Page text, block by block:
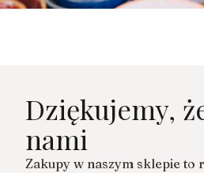
Dziękujemy,
nami
Zakupy w naszym sklepie to